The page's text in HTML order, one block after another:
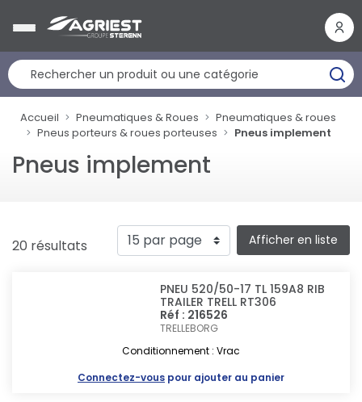
Accueil Pneumatiques & Roues
Pneumatiques & roues
Pneus porteurs & roues porteuses
Pneus implement
Pneus implement
20 résultats Afficher en liste
PNEU 520/50-17 TL 159A8 RIB
TRAILER TRELL RT306
Réf : 216526
TRELLEBORG
Conditionnement : Vrac
Connectez-vous pour ajouter au panier